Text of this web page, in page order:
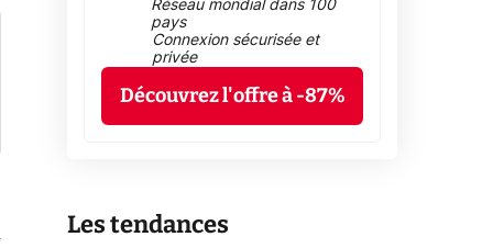
Réseau mondial dans 100
pays
Connexion sécurisée et
privée
Découvrez l'offre à -87%
Les tendances